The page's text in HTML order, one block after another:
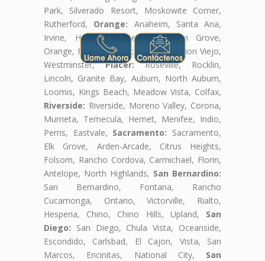
Park, Silverado Resort, Moskowite Corner,
Rutherford, Orange: Anaheim, Santa Ana,
Irvine, Huntington Beach, Garden Grove,
Orange, Fullerton, Costa Mesa, Mission Viejo,
Westminster,Placer:Roseville, Rocklin,
Lincoln, Granite Bay, Auburn, North Auburn,
Loomis, Kings Beach, Meadow Vista, Colfax,
Riverside: Riverside, Moreno Valley, Corona,
Murrieta, Temecula, Hemet, Menifee, Indio,
Perris, Eastvale, Sacramento: Sacramento,
Elk Grove, Arden-Arcade, Citrus Heights,
Folsom, Rancho Cordova, Carmichael, Florin,
Antelope, North Highlands, San Bernardino:
San Bernardino, Fontana, Rancho
Cucamonga, Ontario, Victorville, Rialto,
Hesperia, Chino, Chino Hills, Upland, San
Diego: San Diego, Chula Vista, Oceanside,
Escondido, Carlsbad, El Cajon, Vista, San
Marcos, Encinitas, National City, San